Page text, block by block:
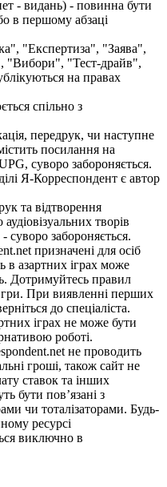
- видань) - повинна бути
в першому абзаці
"Експертиза", "Заява",
"Вибори", "Тест-драйв",
на правах
спільно з
передрук, чи наступне
посилання на
суворо забороняється.
Я-Корреспондент є автор
та відтворення
творів
суворо забороняється.
призначені для осіб
в азартних іграх може
Дотримуйтесь правил
гри. При виявленні перших
до спеціаліста.
іграх не може бути
роботі.
не проводить
гроші, також сайт не
ставок та інших
бути пов’язані з
чи тоталізаторами. Будь-
ресурсі
виключно в